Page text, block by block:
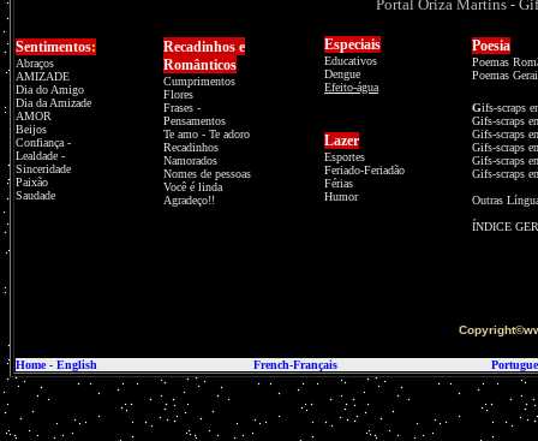
Portal Oriza Martins -
Sentimentos:
Abraços
AMIZADE
Dia do Amigo
Dia da Amizade
AMOR
Beijos
Confiança -
Lealdade -
Sinceridade
Paixão
Saudade
Recadinhos e
Românticos
Cumprimentos
Flores
Frases -
Pensamentos
Te amo - Te adoro
Recadinhos
Namorados
Nomes de pessoas
Você é linda
Agradeço!!
Especiais
Educativos
Dengue
Efeito-água
Lazer
Esportes
Feriado-Feriadão
Férias
Humor
Poesia
Poemas
Poemas
Gifs-scraps
Gifs-scraps
Gifs-scraps
Gifs-scraps
Gifs-scraps
Gifs-scraps
Outras
ÍNDICE
Home- English French-Français